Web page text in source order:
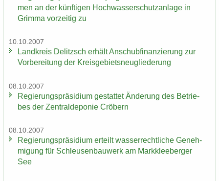
men an der künf­ti­gen Hoch­was­ser­schutz­an­la­ge in
Grim­ma vor­zei­tig zu
10.10.2007
Land­kreis De­litzsch er­hält An­schub­fi­nan­zie­rung zur
Vor­be­rei­tung der Kreis­ge­biets­neu­glie­de­rung
08.10.2007
Re­gie­rungs­prä­si­di­um ge­stat­tet Än­de­rung des Be­trie­
bes der Zen­tral­de­po­nie Crö­bern
08.10.2007
Re­gie­rungs­prä­si­di­um er­teilt was­ser­recht­li­che Ge­neh­
mi­gung für Schleu­sen­bau­werk am Mark­klee­ber­ger
See